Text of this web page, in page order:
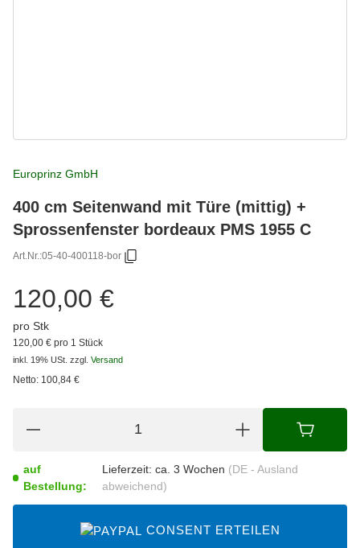
Europrinz GmbH
400 cm Seitenwand mit Türe (mittig) +
Sprossenfenster bordeaux PMS 1955 C
Art.Nr.:05-40-400118-bor
120,00 €
pro Stk
120,00 € pro 1 Stück
inkl. 19% USt. zzgl. Versand
Netto: 100,84 €
auf
Bestellung:
Lieferzeit: ca. 3 Wochen (DE - Ausland
abweichend)
CONSENT ERTEILEN